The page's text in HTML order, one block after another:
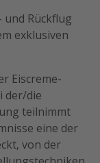
Rückflug
exklusiven
Eiscreme-
der/die
teilnimmt
eine der
von der